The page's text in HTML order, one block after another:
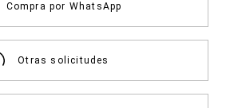
Compra por WhatsApp
Otras solicitudes